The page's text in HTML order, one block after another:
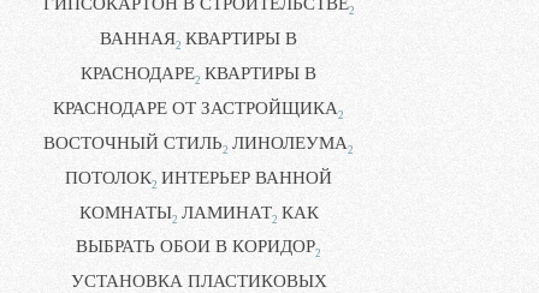
2
ВАННАЯ2 КВАРТИРЫ В
КРАСНОДАРЕ2 КВАРТИРЫ В
КРАСНОДАРЕ ОТ ЗАСТРОЙЩИКА2
ВОСТОЧНЫЙ СТИЛЬ2 ЛИНОЛЕУМА2
ПОТОЛОК2 ИНТЕРЬЕР ВАННОЙ
КОМНАТЫ2 ЛАМИНАТ2 КАК
ВЫБРАТЬ ОБОИ В КОРИДОР2
УСТАНОВКА ПЛАСТИКОВЫХ